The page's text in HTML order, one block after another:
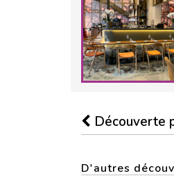
Découverte
D'autres